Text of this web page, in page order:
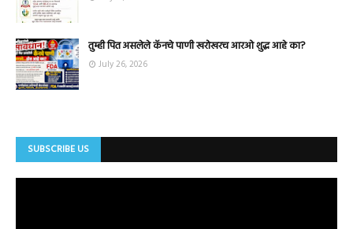
तुम्ही पित असलेले कॅनचे पाणी खरोखरच आरओ शुद्ध आहे का?
July 26, 2026
SUBSCRIBE US